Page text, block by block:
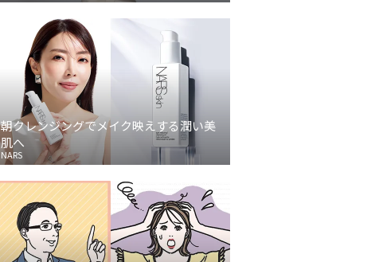
朝クレンジングでメイク映えする潤い美
肌へ
NARS